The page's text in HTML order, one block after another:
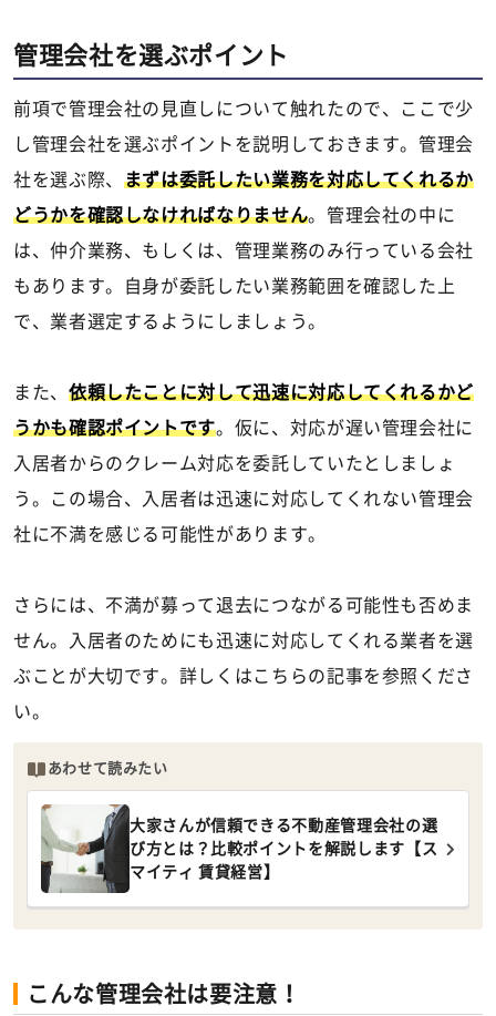
管理会社を選ぶポイント
前項で管理会社の見直しについて触れたので、ここで少
し管理会社を選ぶポイントを説明しておきます。管理会
社を選ぶ際、 まずは委託したい業務を対応してくれるか
どうかを確認しなければなりません。管理会社の中に
は、仲介業務、もしくは、管理業務のみ行っている会社
もあります。自身が委託したい業務範囲を確認した上
で、業者選定するようにしましょう。
また、 依頼したことに対して迅速に対応してくれるかど
うかも確認ポイントです。仮に、対応が遅い管理会社に
入居者からのクレーム対応を委託していたとしましょ
う。この場合、入居者は迅速に対応してくれない管理会
社に不満を感じる可能性があります。
さらには、不満が募って退去につながる可能性も否めま
せん。入居者のためにも迅速に対応してくれる業者を選
ぶことが大切です。詳しくはこちらの記事を参照くださ
い。
あわせて読みたい
大家さんが信頼できる不動産管理会社の選
び方とは？比較ポイントを解説します【ス
マイティ 賃貸経営】
こんな管理会社は要注意！